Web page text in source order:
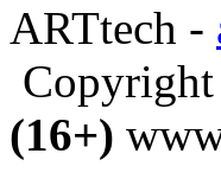
ARTtech -
(16+)